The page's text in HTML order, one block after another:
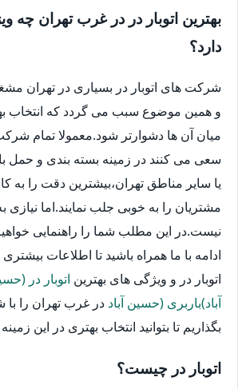
بهترین اتوبار در در غرب تهران چه
دارد؟
شرکت های اتوبار در بسیاری در تهران
و همین موضوع سبب می گردد که انتخاب
میان آن ها دشوارتر شود.معمولا تمام
سعی می کنند در زمینه بسته بندی و حمل
یا سایر مناطق تهران،بیشترین دقت را به
مشتریان را به خوبی جلب نمایند.اما نیازی
نیست.در این مطلب شما را راهنمایی
ادامه با ما همراه باشید تا اطلاعات بیشتری
اتوبار در و ویژگی های بهترین اتوبار در
آباد)باربری (حسین آباد در غرب تهران را با
بگذاریم تا بتوانید انتخاب بهتری در این
اتوبار در چیست؟